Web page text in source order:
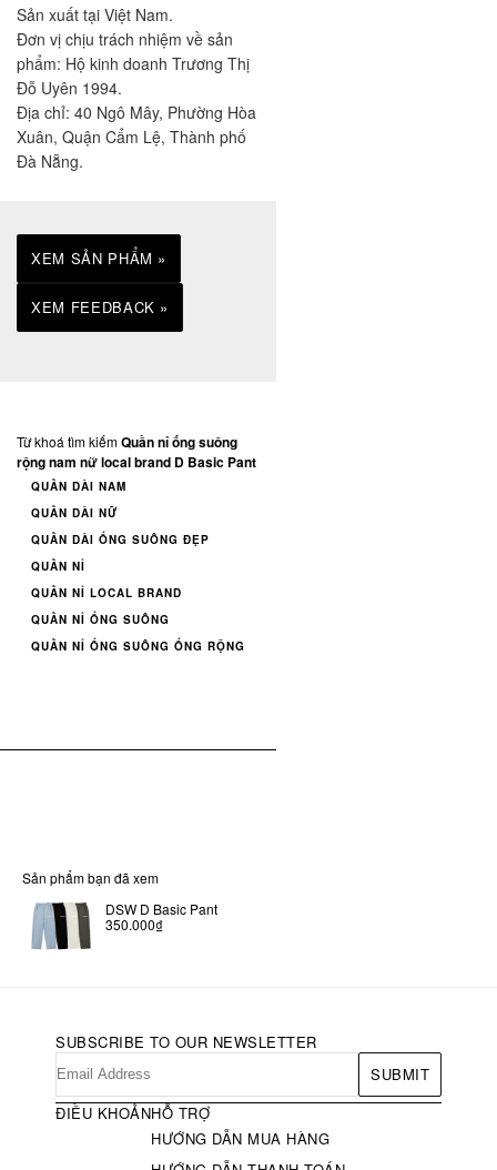
Sản xuất tại Việt Nam.
Đơn vị chịu trách nhiệm về sản
phẩm: Hộ kinh doanh Trương Thị
Đỗ Uyên 1994.
Địa chỉ: 40 Ngô Mây, Phường Hòa
Xuân, Quận Cẩm Lệ, Thành phố
Đà Nẵng.
XEM SẢN PHẨM »
XEM FEEDBACK »
Từ khoá tìm kiếmQuần nỉ ống suông
rộng nam nữ local brand D Basic Pant
QUẦN DÀI NAM
QUẦN DÀI NỮ
QUẦN DÀI ỐNG SUÔNG ĐẸP
QUẦN NỈ
QUẦN NỈ LOCAL BRAND
QUẦN NỈ ỐNG SUÔNG
QUẦN NỈ ỐNG SUÔNG ỐNG RỘNG
Sản phẩm bạn đã xem
DSW D Basic Pant
350.000₫
SUBSCRIBE TO OUR NEWSLETTER
SUBMIT
ĐIỀU KHOẢNHỖ TRỢ
HƯỚNG DẪN MUA HÀNG